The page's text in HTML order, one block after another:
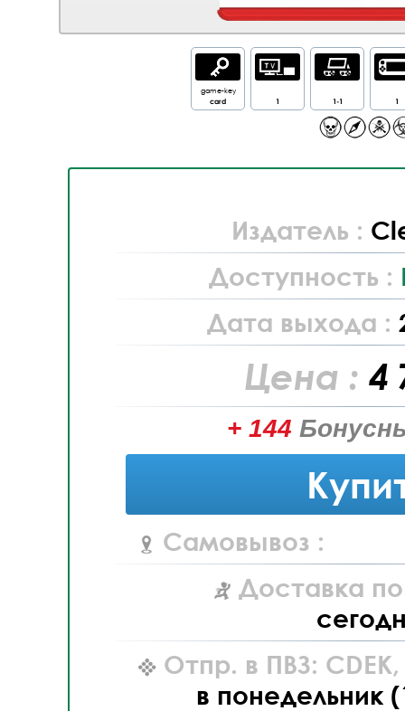
game-key
card
1 1-1 1
Издатель :
Доступность :
Дата выхода :
Цена : 4
+ 144
Самовывоз :
Доставка
Отпр. в ПВЗ: CDEK,
в понедельник